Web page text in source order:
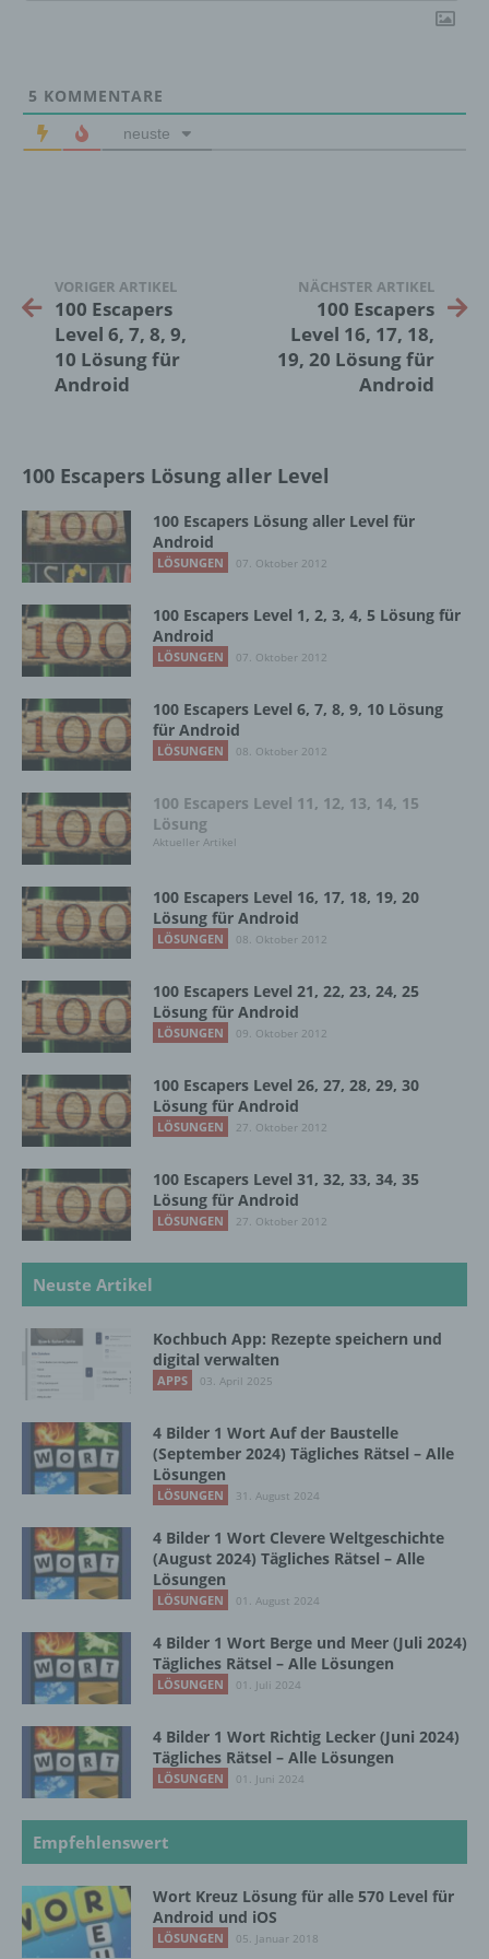
5 KOMMENTARE
neuste
VORIGER ARTIKEL
100 Escapers
Level 6, 7, 8, 9,
10 Lösung für
Android
NÄCHSTER ARTIKEL
100 Escapers
Level 16, 17, 18,
19, 20 Lösung für
Android
100 Escapers Lösung aller Level
100 Escapers Lösung aller Level für
Android
LÖSUNGEN 07. Oktober 2012
100 Escapers Level 1, 2, 3, 4, 5 Lösung für
Android
LÖSUNGEN 07. Oktober 2012
100 Escapers Level 6, 7, 8, 9, 10 Lösung
für Android
LÖSUNGEN 08. Oktober 2012
100 Escapers Level 11, 12, 13, 14, 15
Lösung
Aktueller Artikel
100 Escapers Level 16, 17, 18, 19, 20
Lösung für Android
LÖSUNGEN 08. Oktober 2012
100 Escapers Level 21, 22, 23, 24, 25
Lösung für Android
LÖSUNGEN 09. Oktober 2012
100 Escapers Level 26, 27, 28, 29, 30
Lösung für Android
LÖSUNGEN 27. Oktober 2012
100 Escapers Level 31, 32, 33, 34, 35
Lösung für Android
LÖSUNGEN 27. Oktober 2012
Neuste Artikel
Kochbuch App: Rezepte speichern und
digital verwalten
APPS 03. April 2025
4 Bilder 1 Wort Auf der Baustelle
(September 2024) Tägliches Rätsel – Alle
Lösungen
LÖSUNGEN 31. August 2024
4 Bilder 1 Wort Clevere Weltgeschichte
(August 2024) Tägliches Rätsel – Alle
Lösungen
LÖSUNGEN 01. August 2024
4 Bilder 1 Wort Berge und Meer (Juli 2024)
Tägliches Rätsel – Alle Lösungen
LÖSUNGEN 01. Juli 2024
4 Bilder 1 Wort Richtig Lecker (Juni 2024)
Tägliches Rätsel – Alle Lösungen
LÖSUNGEN 01. Juni 2024
Empfehlenswert
Wort Kreuz Lösung für alle 570 Level für
Android und iOS
LÖSUNGEN 05. Januar 2018
h) Auftragsverarbeiter
i) Empfänger
Empfänger ist eine natürliche oder juristische
Person, Behörde, Einrichtung oder andere
nicht. Behörden, die im Rahmen eines
dem Unionsrecht oder dem Recht der
Mitgliedstaaten möglicherweise
personenbezogene Daten erhalten, gelten
j) Dritter
Dritter ist eine natürliche oder juristische
Person, Behörde, Einrichtung oder andere
Stelle außer der betroffenen Person, dem
und den Personen, die unter der
unmittelbaren Verantwortung des
Verantwortlichen oder des
personenbezogenen Daten zu verarbeiten.
Einwilligung ist jede von der betroffenen
Person freiwillig für den bestimmten Fall in
abgegebene Willensbekundung in Form
einer Erklärung oder einer sonstigen
eindeutigen bestätigenden Handlung, mit der
die betroffene Person zu verstehen gibt, dass
sie mit der Verarbeitung der sie betreffenden
personenbezogenen Daten einverstanden
ist.
Name und Anschrift des für die Verarbeitung
Verantwortlichen
Verantwortlicher im Sinne der Datenschutz-
Grundverordnung, sonstiger in den Mitgliedstaaten
Datenschutzgesetze und anderer Bestimmungen
mit datenschutzrechtlichem Charakter ist die:
InnoMobile GmbH
Schlehenweg 20
18069 Lambrechtshagen
Cookies / SessionStorage / LocalStorage
Die Internetseiten verwenden teilweise so
genannte Cookies, LocalStorage und
SessionStorage. Dies dient dazu, unser Angebot
machen. Local Storage und SessionStorage ist
eine Technologie, mit welcher ihr Browser Daten
abspeichert. Cookies sind Textdateien, welche
über einen Internetbrowser auf einem
Computersystem abgelegt und gespeichert